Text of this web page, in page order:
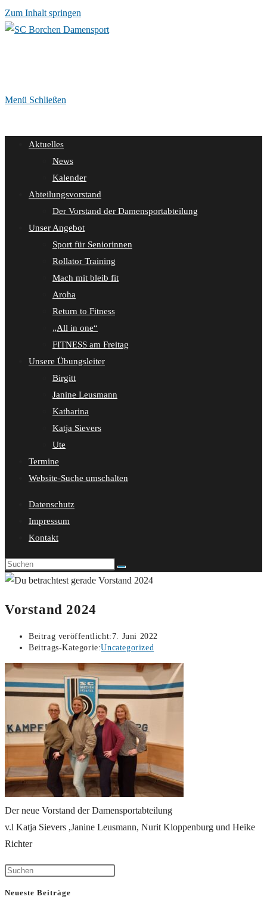
Zum Inhalt springen
Menü Schließen
Aktuelles
News
Kalender
Abteilungsvorstand
Der Vorstand der Damensportabteilung
Unser Angebot
Sport für Seniorinnen
Rollator Training
Mach mit bleib fit
Aroha
Return to Fitness
„All in one“
FITNESS am Freitag
Unsere Übungsleiter
Birgitt
Janine Leusmann
Katharina
Katja Sievers
Ute
Termine
Website-Suche umschalten
Datenschutz
Impressum
Kontakt
Vorstand 2024
Beitrag veröffentlicht: 7. Juni 2022
Beitrags-Kategorie:Uncategorized
Der neue Vorstand der Damensportabteilung
v.l Katja Sievers ,Janine Leusmann, Nurit Kloppenburg und Heike
Richter
Neueste Beiträge